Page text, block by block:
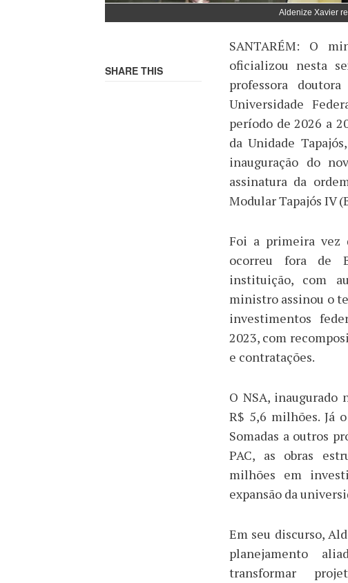
Aldenize Xavier
SHARE THIS
SANTARÉM: O
oficializou nesta
professora
Universidade
período de 2026 a
da Unidade
inauguração do
assinatura da
Modular Tapajós IV
Foi a primeira vez
ocorreu fora de
instituição, com
ministro assinou o
investimentos
2023, com
e contratações.
O NSA, inaugurado
R$ 5,6 milhões. Já
Somadas a outros
PAC, as obras
milhões em
expansão da
Em seu discurso,
planejamento
transformar